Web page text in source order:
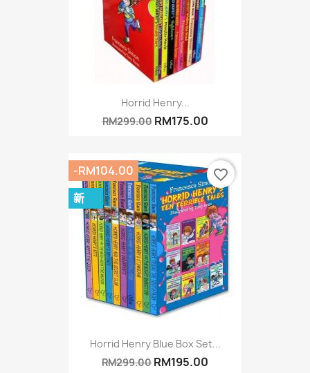
Horrid Henry...
RM299.00 RM175.00
Horrid Henry Blue Box Set...
RM299.00 RM195.00
-RM104.00
新
favorite_border